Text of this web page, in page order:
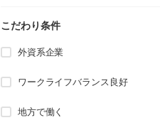
こだわり条件
外資系企業
ワークライフバランス良好
地方で働く